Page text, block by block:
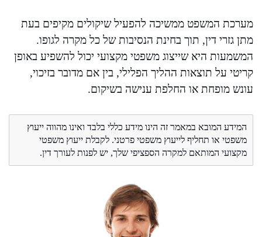
מערכת המשפט ממשיכה להפעיל שיקולים מקיפים בעת
מתן גזרי דין, תוך בחינת הנסיבות של כל מקרה לגופו.
המשמעות היא שייצוג משפטי מקצועי יכול להשפיע באופן
קריטי על תוצאות ההליך הפלילי, בין אם מדובר בזיכוי,
עונש מופחת או החלפת ענישה בשיקום.
המידע המובא במאמר זה הינו מידע כללי בלבד ואינו מהווה ייעוץ
משפטי או תחליף לייעוץ משפטי פרטני. לקבלת ייעוץ משפטי
מקצועי המותאם למקרה הספציפי שלך, יש לפנות לעורך דין.